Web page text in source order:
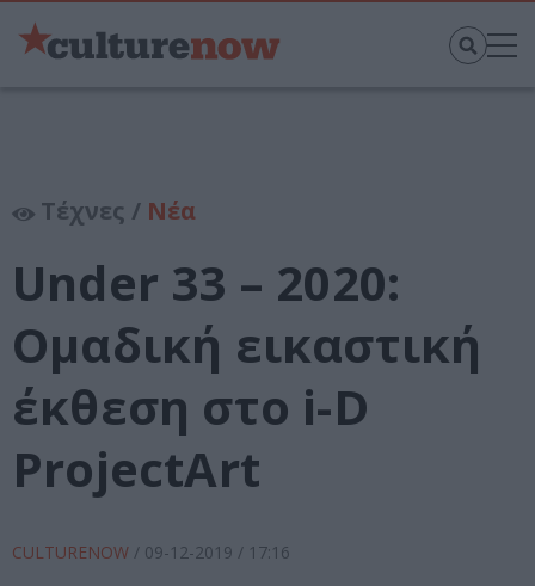
Τέχνες / Νέα
Under 33 – 2020:
Ομαδική εικαστική
έκθεση στο i-D
ProjectArt
CULTURENOW / 09-12-2019 / 17:16